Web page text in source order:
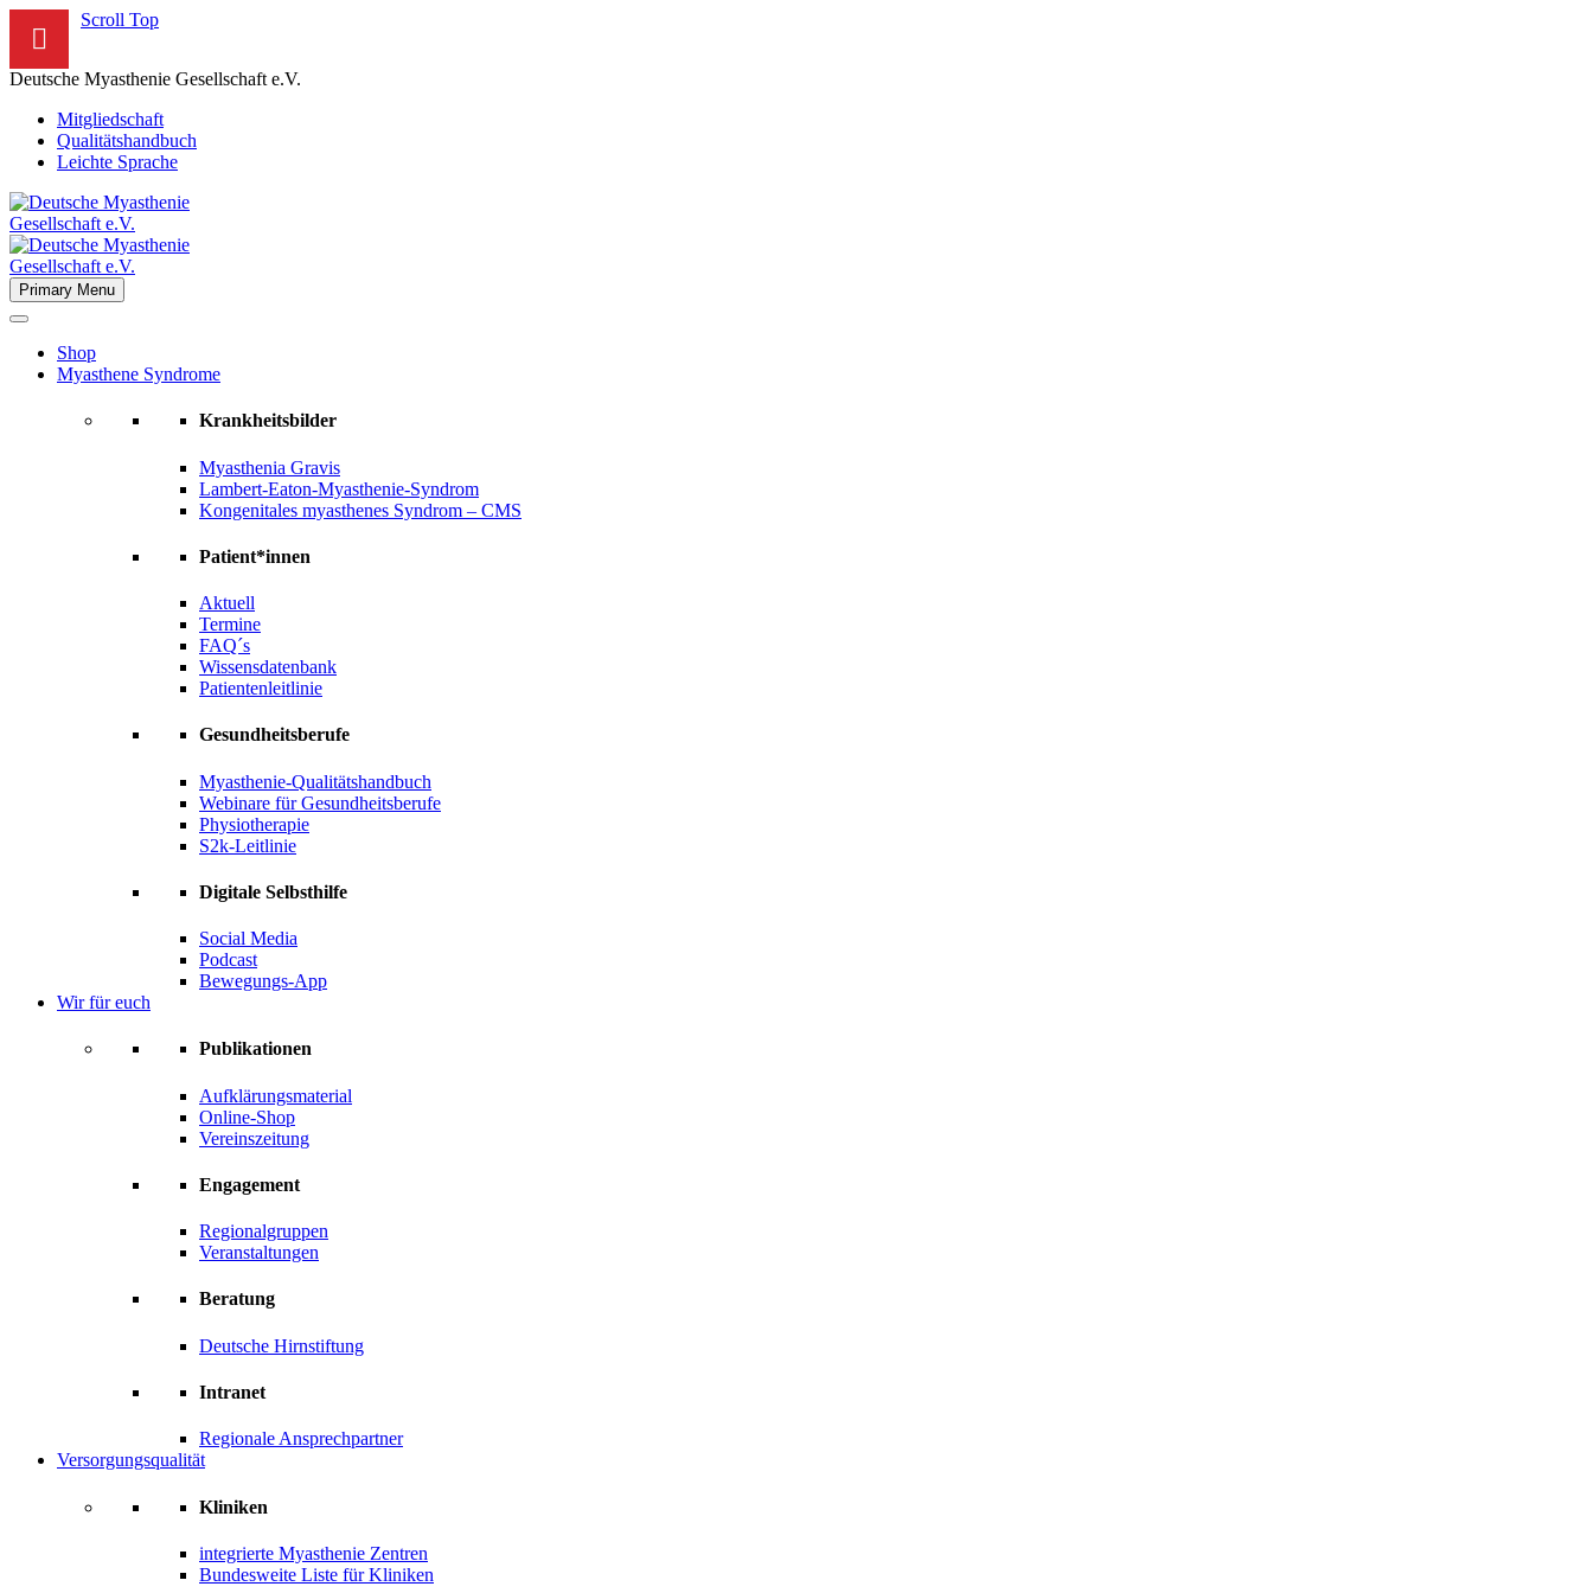
Scroll Top
Deutsche Myasthenie Gesellschaft e.V.
Mitgliedschaft
Qualitätshandbuch
Leichte Sprache
Primary Menu
Shop
Myasthene Syndrome
Krankheitsbilder
Myasthenia Gravis
Lambert-Eaton-Myasthenie-Syndrom
Kongenitales myasthenes Syndrom – CMS
Patient*innen
Aktuell
Termine
FAQ´s
Wissensdatenbank
Patientenleitlinie
Gesundheitsberufe
Myasthenie-Qualitätshandbuch
Webinare für Gesundheitsberufe
Physiotherapie
S2k-Leitlinie
Digitale Selbsthilfe
Social Media
Podcast
Bewegungs-App
Wir für euch
Publikationen
Aufklärungsmaterial
Online-Shop
Vereinszeitung
Engagement
Regionalgruppen
Veranstaltungen
Beratung
Deutsche Hirnstiftung
Intranet
Regionale Ansprechpartner
Versorgungsqualität
Kliniken
integrierte Myasthenie Zentren
Bundesweite Liste für Kliniken